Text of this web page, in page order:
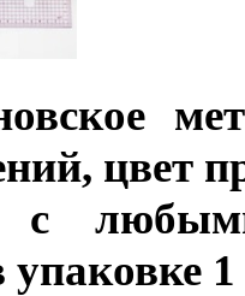
цвет
с
упаковке